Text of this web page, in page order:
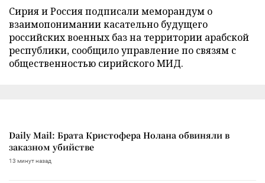
Сирия и Россия подписали меморандум о
взаимопонимании касательно будущего
российских военных баз на территории арабской
республики, сообщило управление по связям с
общественностью сирийского МИД.
Daily Mail: Брата Кристофера Нолана обвиняли в
заказном убийстве
13 минут назад